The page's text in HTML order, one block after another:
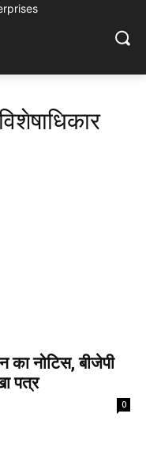
का नोटिस, बीजेपी
पत्र
0